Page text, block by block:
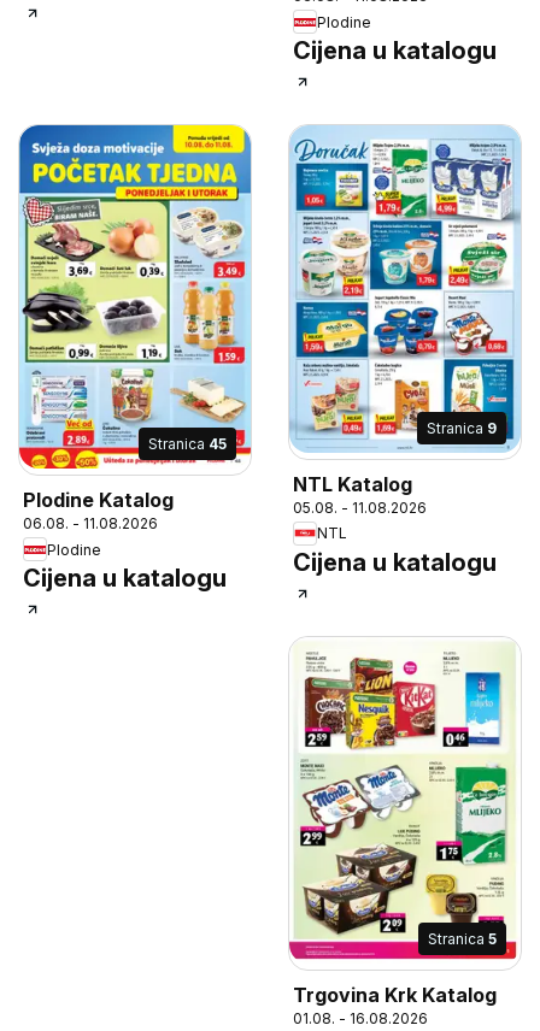
proizvodi 60 - 750 g
Plodine
Cijena u katalogu
Stranica 45
Plodine Katalog
06.08. - 11.08.2026
Plodine
Cijena u katalogu
Stranica 9
NTL Katalog
05.08. - 11.08.2026
NTL
Cijena u katalogu
Stranica 5
Trgovina Krk Katalog
01.08. - 16.08.2026